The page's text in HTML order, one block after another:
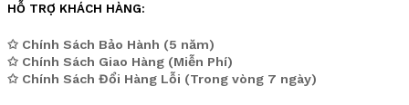
HỖ TRỢ KHÁCH HÀNG:
✩ Chính Sách Bảo Hành (5 năm)
✩ Chính Sách Giao Hàng (Miễn Phí)
✩ Chính Sách Đổi Hàng Lỗi (Trong vòng 7 ngày)